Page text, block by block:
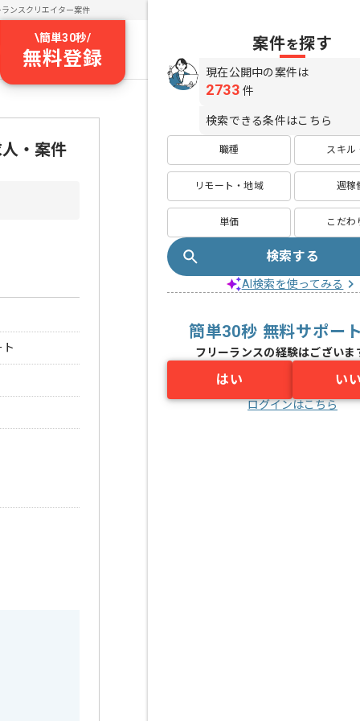
ランスクリエイター案件
\簡単30秒/
無料登録
・案件
案件を探す
現在公開中の案件は
2733 件
検索できる条件はこちら
職種 スキル
リモート・地域 週稼
単価 こだわ
検索する
AI検索を使ってみる
簡単30秒 無料サポー
フリーランスの経験はございま
はい い
ログインはこちら